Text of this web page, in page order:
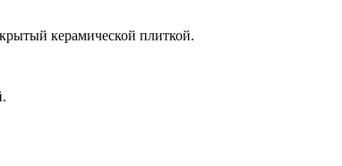
керамической плиткой.